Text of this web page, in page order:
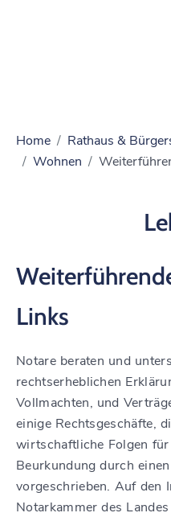
Home Rathaus &
Wohnen
Links
Notare beraten und
rechtserheblichen
Vollmachten, und
einige Rechtsgeschäfte,
wirtschaftliche Folgen
Beurkundung durch
vorgeschrieben. Auf den
Notarkammer des